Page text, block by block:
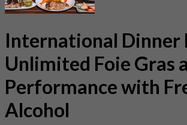
International
Unlimited Foie Gras
Performance with
Alcohol